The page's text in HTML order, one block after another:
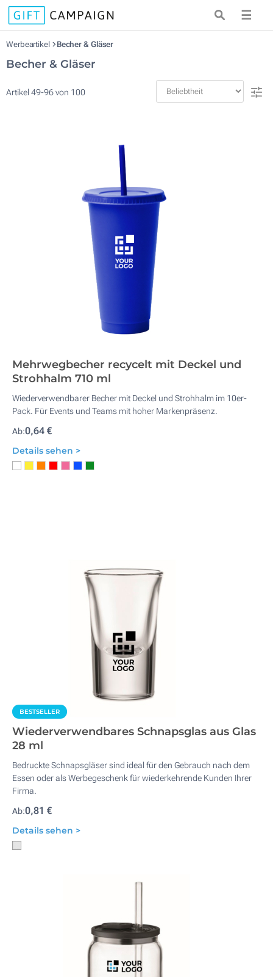
☰
Werbeartikel Becher & Gläser
Becher & Gläser
Artikel49-96von 100
Mehrwegbecher recycelt mit Deckel und
Strohhalm 710 ml
Wiederverwendbarer Becher mit Deckel und Strohhalm im 10er-
Pack. Für Events und Teams mit hoher Markenpräsenz.
Ab:0,64 €
Details sehen >
BESTSELLER
Wiederverwendbares Schnapsglas aus Glas
28 ml
Bedruckte Schnapsgläser sind ideal für den Gebrauch nach dem
Essen oder als Werbegeschenk für wiederkehrende Kunden Ihrer
Firma.
Ab:0,81 €
Details sehen >